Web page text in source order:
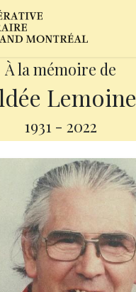
À la mémoire de
Lemoine
1931 - 2022